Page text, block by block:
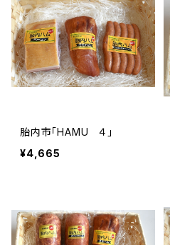
胎内市「HAMU ４」
¥4,665